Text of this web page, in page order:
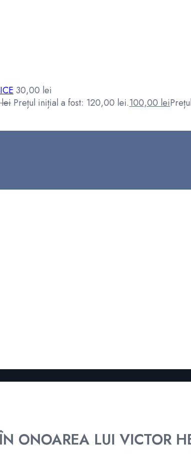
30,00 lei
lei Prețul inițial a fost: 120,00 lei.100,00lei
ONOAREA LUI VICTOR